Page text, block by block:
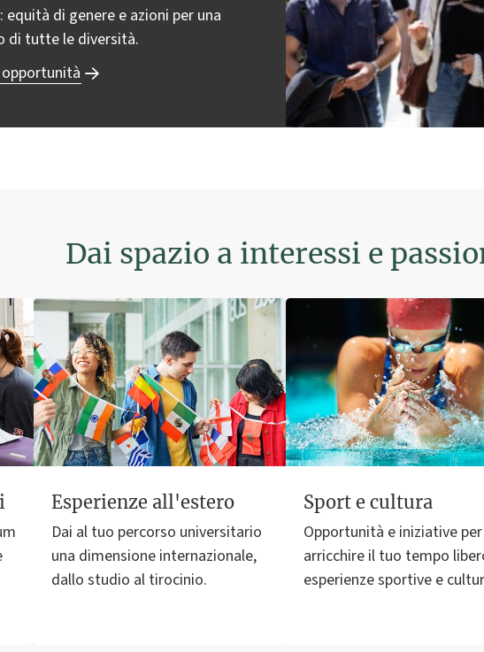
di genere e azioni per una
di tutte le diversità.
opportunità
Dai spazio a interessi e
Esperienze all'estero
Dai al tuo percorso universitario
una dimensione internazionale,
dallo studio al tirocinio.
Sport e cultura
Opportunità e iniziative per
arricchire il tuo tempo
esperienze sportive e